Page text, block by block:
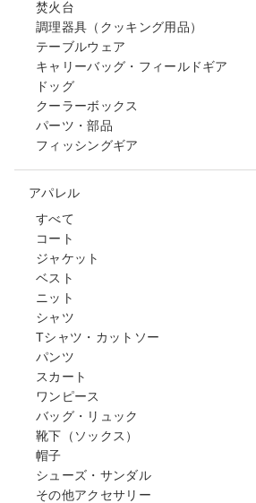
焚火台
調理器具（クッキング用品）
テーブルウェア
キャリーバッグ・フィールドギア
ドッグ
クーラーボックス
パーツ・部品
フィッシングギア
アパレル
すべて
コート
ジャケット
ベスト
ニット
シャツ
Tシャツ・カットソー
パンツ
スカート
ワンピース
バッグ・リュック
靴下（ソックス）
帽子
シューズ・サンダル
その他アクセサリー